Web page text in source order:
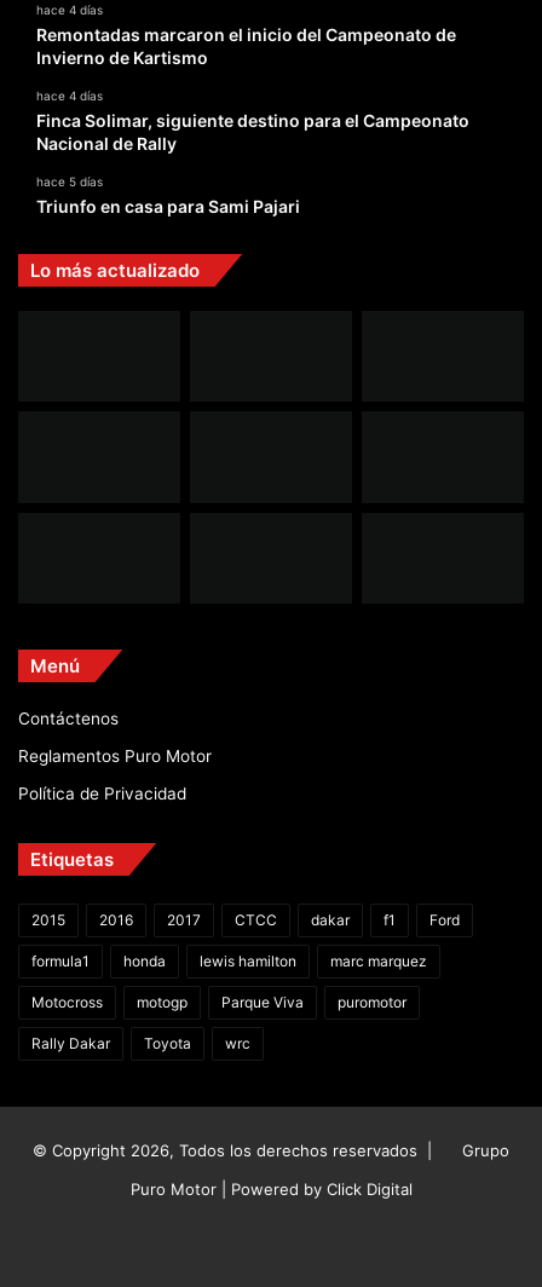
hace 4 días
Remontadas marcaron el inicio del Campeonato de
Invierno de Kartismo
hace 4 días
Finca Solimar, siguiente destino para el Campeonato
Nacional de Rally
hace 5 días
Triunfo en casa para Sami Pajari
Lo más actualizado
Menú
Contáctenos
Reglamentos Puro Motor
Política de Privacidad
Etiquetas
2015 2016 2017 CTCC dakar f1 Ford
formula1 honda lewis hamilton marc marquez
Motocross motogp Parque Viva puromotor
Rally Dakar Toyota wrc
© Copyright 2026, Todos los derechos reservados |
Grupo
Puro Motor | Powered by Click Digital